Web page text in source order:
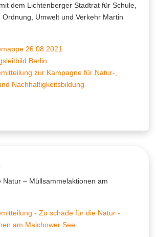
dem Lichtenberger Stadtrat für Schule,
Ordnung, Umwelt und Verkehr Martin
26.08.2021
Berlin
zur Kampagne für Natur-,
Nachhaltigkeitsbildung
Natur – Müllsammelaktionen am
- Zu schade für die Natur -
am Malchower See